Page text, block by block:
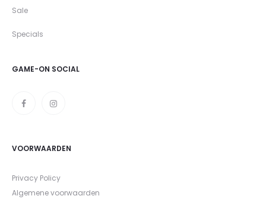
Sale
Specials
GAME-ON SOCIAL
VOORWAARDEN
Privacy Policy
Algemene voorwaarden